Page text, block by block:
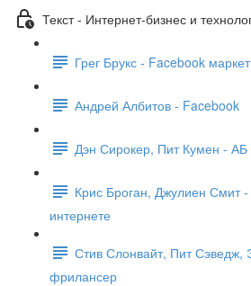
Текст - Интернет-бизнес и
Грег Брукс - Facebook
Андрей Албитов - Facebook
Дэн Сирокер, Пит Кумен - АБ
Крис Броган, Джулиен Смит
интернете
Стив Слонвайт, Пит Сэведж,
фрилансер